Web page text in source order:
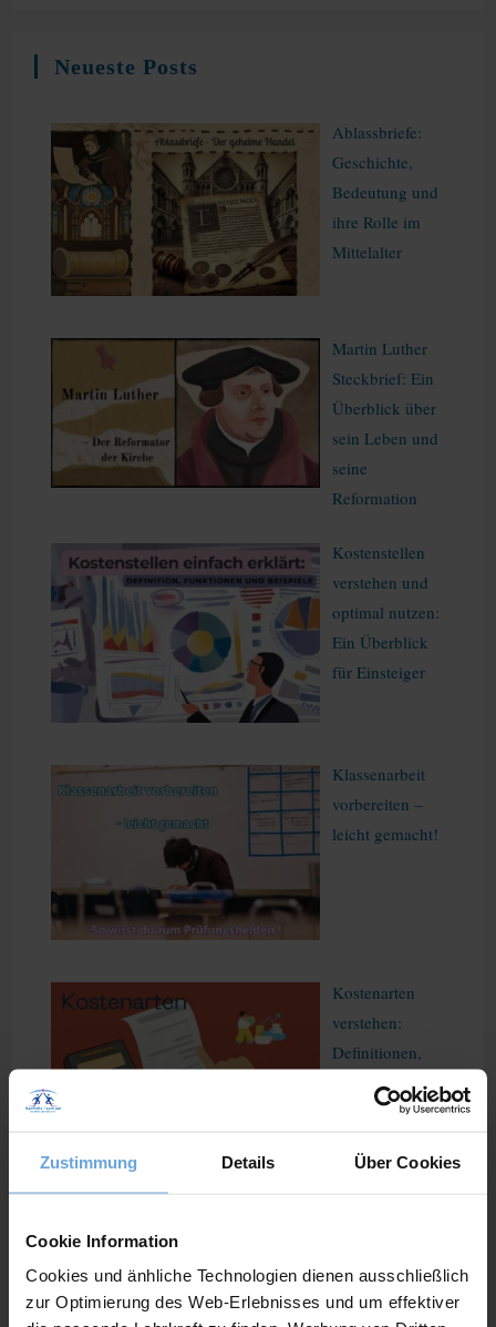
Zustimmung Details Über Cookies
Cookie Information
Cookies und änhliche Technologien dienen ausschließlich
zur Optimierung des Web-Erlebnisses und um effektiver
Neueste Posts
Ablassbriefe:
Geschichte,
Bedeutung und
ihre Rolle im
Mittelalter
Martin Luther
Steckbrief: Ein
Überblick über
sein Leben und
seine
Reformation
Kostenstellen
verstehen und
optimal nutzen:
Ein Überblick
für Einsteiger
Klassenarbeit
vorbereiten –
leicht gemacht!
Kostenarten
verstehen:
Definitionen,
Beispiele und
Anwendung
Nachhilfe leicht gemacht